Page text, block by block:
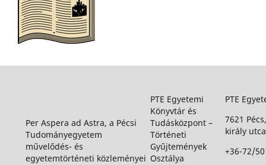
Per Aspera ad Astra, a Pécsi
Tudományegyetem
művelődés- és
egyetemtörténeti közleményei
PTE Egyetemi
Könyvtár és
Tudásközpont –
Történeti
Gyűjtemények
Osztálya
PTE
7621
király
+36-72/